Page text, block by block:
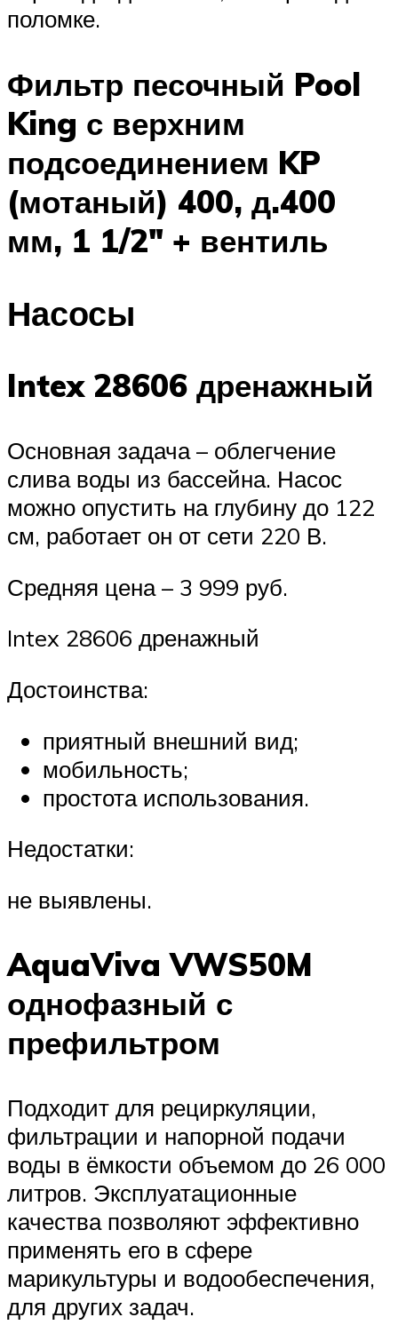
поломке.
Фильтр песочный Pool
King с верхним
подсоединением KP
(мотаный) 400, д.400
мм, 1 1/2″ + вентиль
Насосы
Intex 28606 дренажный
Основная задача – облегчение
слива воды из бассейна. Насос
можно опустить на глубину до 122
см, работает он от сети 220 В.
Средняя цена – 3 999 руб.
Intex 28606 дренажный
Достоинства:
приятный внешний вид;
мобильность;
простота использования.
Недостатки:
не выявлены.
AquaViva VWS50M
однофазный с
префильтром
Подходит для рециркуляции,
фильтрации и напорной подачи
воды в ёмкости объемом до 26 000
литров. Эксплуатационные
качества позволяют эффективно
применять его в сфере
марикультуры и водообеспечения,
для других задач.